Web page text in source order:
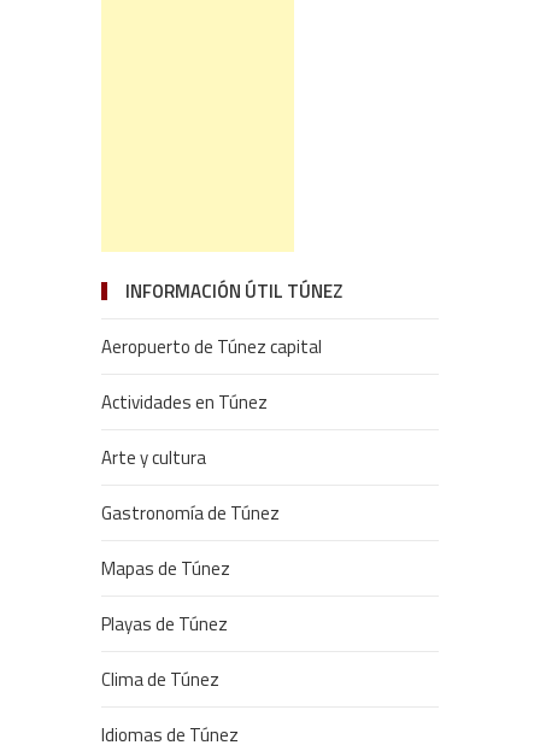
INFORMACIÓN ÚTIL TÚNEZ
Aeropuerto de Túnez capital
Actividades en Túnez
Arte y cultura
Gastronomía de Túnez
Mapas de Túnez
Playas de Túnez
Clima de Túnez
Idiomas de Túnez